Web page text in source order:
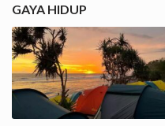
GAYA HIDUP